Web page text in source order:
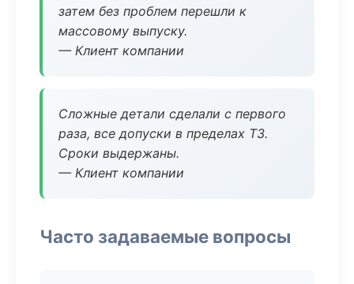
затем без проблем перешли к
массовому выпуску.
— Клиент компании
Сложные детали сделали с первого
раза, все допуски в пределах ТЗ.
Сроки выдержаны.
— Клиент компании
Часто задаваемые вопросы